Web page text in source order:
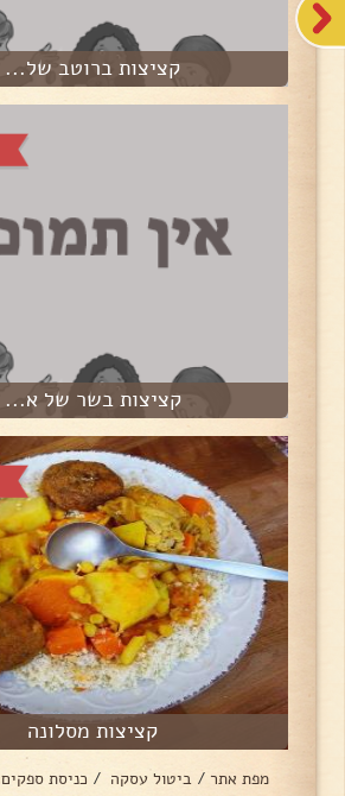
קציצות ברוטב של...
קציצות בשר של א...
קציצות מסלונה
מפת אתר / ביטול עסקה / כניסת ספקים